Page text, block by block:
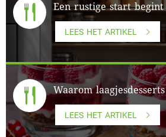
Een rustige start
LEES HET ARTIKEL
Waarom
LEES HET ARTIKEL